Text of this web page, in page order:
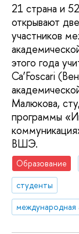
21 страна и
открывают
участников
этого года
Ca’Foscari
Малюкова,
программы
ВШЭ.
Образование
студенты